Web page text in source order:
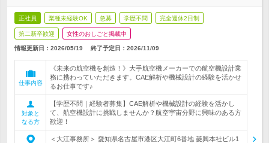
正社員 業種未経験OK 急募 学歴不問 完全週休2日制
第二新卒歓迎 女性のおしごと掲載中
情報更新日：2026/05/19 終了予定日： 2026/11/09
仕事内容
《未来の航空機を創造！》大手航空機メーカーでの航空機設計業
務に携わっていただきます。CAE解析や機械設計の経験を活かせ
るお仕事です♪
対象と
なる方
【学歴不問｜経験者募集】CAE解析や機械設計の経験を活かし
て、航空機設計に挑戦しませんか？航空宇宙分野に興味のある方
歓迎！
＜大江事務所＞ 愛知県名古屋市港区大江町6番地 菱興本社ビル1